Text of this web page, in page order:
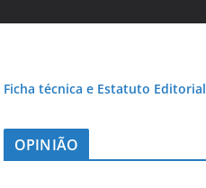
Ficha técnica e Estatuto Editorial
OPINIÃO